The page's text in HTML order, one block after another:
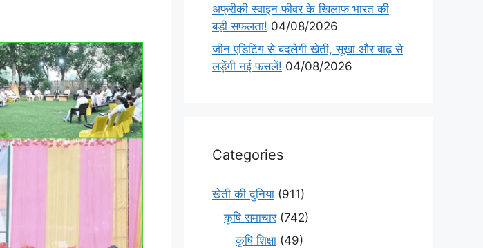
अफ्रीकी स्वाइन फीवर के खिलाफ भारत की
बड़ी सफलता! 04/08/2026
जीन एडिटिंग से बदलेगी खेती, सूखा और बाढ़ से
लड़ेंगी नई फसलें! 04/08/2026
Categories
खेती की दुनिया (911)
कृषि समाचार(742)
कृषि शिक्षा (49)